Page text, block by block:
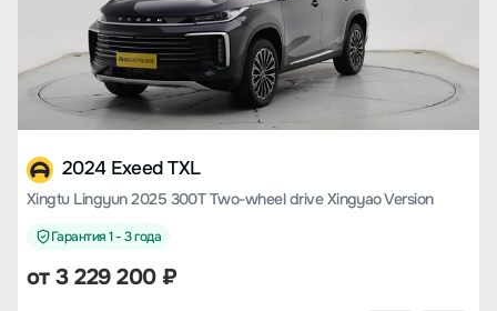
2024 Exeed TXL
Xingtu Lingyun 2025 300T Two-wheel drive Xingyao Version
Гарантия 1 - 3 года
от3 229 200₽